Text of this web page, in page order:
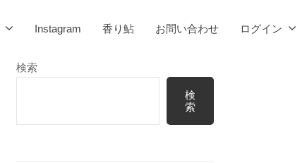
Instagram 香り鮎 お問い合わせ ログイン
検索
検
索